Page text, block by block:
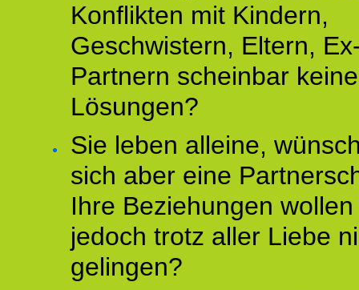
Konflikten mit Kindern,
Geschwistern, Eltern,
Partnern scheinbar keine
Lösungen?
Sie leben alleine,
sich aber eine
Ihre Beziehungen wollen
jedoch trotz aller Liebe
gelingen?